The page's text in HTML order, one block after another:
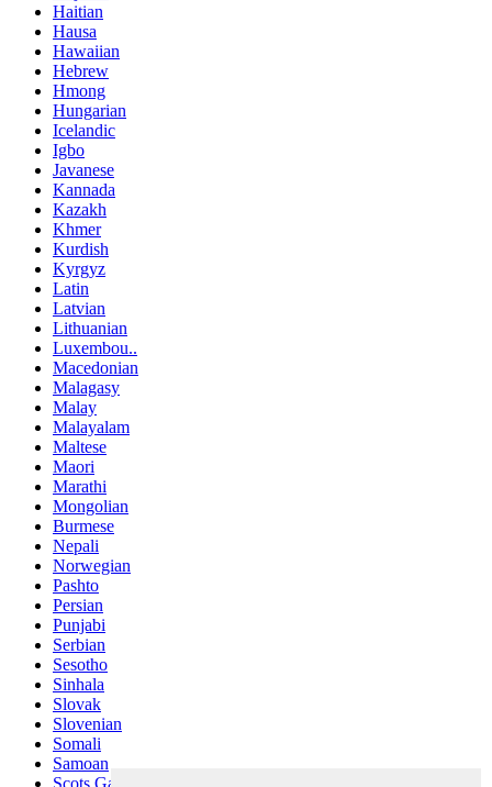
Haitian
Hausa
Hawaiian
Hebrew
Hmong
Hungarian
Icelandic
Igbo
Javanese
Kannada
Kazakh
Khmer
Kurdish
Kyrgyz
Latin
Latvian
Lithuanian
Luxembou..
Macedonian
Malagasy
Malay
Malayalam
Maltese
Maori
Marathi
Mongolian
Burmese
Nepali
Norwegian
Pashto
Persian
Punjabi
Serbian
Sesotho
Sinhala
Slovak
Slovenian
Somali
Samoan